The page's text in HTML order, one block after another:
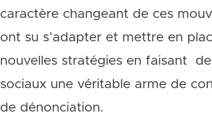
caractère changeant de ces
ont su s’adapter et mettre en
nouvelles stratégies en faisant
sociaux une véritable arme de
de dénonciation.